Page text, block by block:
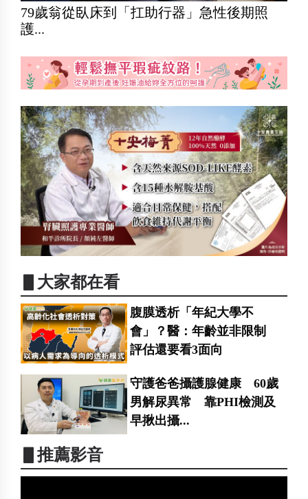
79歲翁從臥床到「扛助行器」急性後期照
護...
▋大家都在看
腹膜透析「年紀大學不
會」？醫：年齡並非限制
評估還要看3面向
守護爸爸攝護腺健康 60歲
男解尿異常 靠PHI檢測及
早揪出攝...
▋推薦影音